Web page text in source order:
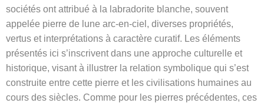
sociétés ont attribué à la labradorite blanche, souvent
appelée pierre de lune arc-en-ciel, diverses propriétés,
vertus et interprétations à caractère curatif. Les éléments
présentés ici s’inscrivent dans une approche culturelle et
historique, visant à illustrer la relation symbolique qui s’est
construite entre cette pierre et les civilisations humaines au
cours des siècles. Comme pour les pierres précédentes, ces